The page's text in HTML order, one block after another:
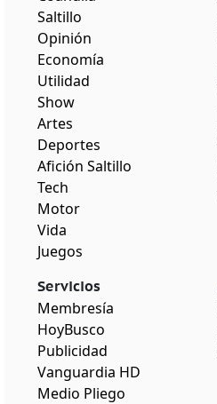
Saltillo
Opinión
Economía
Utilidad
Show
Artes
Deportes
Afición Saltillo
Tech
Motor
Vida
Juegos
Servicios
Membresía
HoyBusco
Publicidad
Vanguardia HD
Medio Pliego